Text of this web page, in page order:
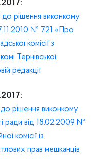
рішення виконкому
№ 721 «Про
комісії з
Тернівської
редакції
рішення виконкому
ради від 18.02.2009 №
комісії із
прав мешканців